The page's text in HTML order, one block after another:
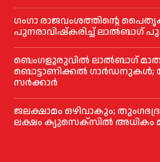
ഗംഗാ രാജവംശത്തിന്റെ
പുനരാവിഷ്‌കരിച്ച് ലാൽബാഗ്
ബെംഗളൂരുവിൽ ലാൽബാഗ്
ബൊട്ടാണിക്കൽ ഗാർഡനുകൾ;
സർക്കാർ
ജലക്ഷാമം ഒഴിവാകും;
ലക്ഷം ക്യുസെക്സില്‍ അധികം